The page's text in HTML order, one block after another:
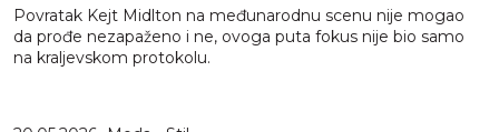
Povratak Kejt Midlton na međunarodnu scenu nije mogao
da prođe nezapaženo i ne, ovoga puta fokus nije bio samo
na kraljevskom protokolu.